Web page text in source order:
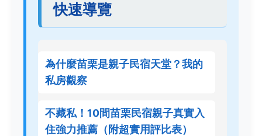
快速導覽
為什麼苗栗是親子民宿天堂？我的
私房觀察
不藏私！10間苗栗民宿親子真實入
住強力推薦（附超實用評比表）